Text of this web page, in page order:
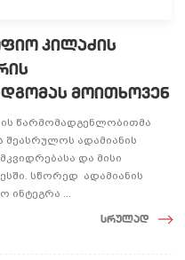
კილაძის
მოითხოვენ
წარმომადგენლობითმა
ადამიანის
და მისი
სწორედ ადამიანის
...
სრულად